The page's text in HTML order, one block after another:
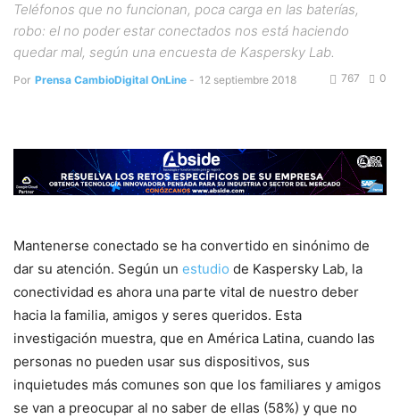
Teléfonos que no funcionan, poca carga en las baterías,
robo: el no poder estar conectados nos está haciendo
quedar mal, según una encuesta de Kaspersky Lab.
Por Prensa CambioDigital OnLine - 12 septiembre 2018 0
767
Mantenerse conectado se ha convertido en sinónimo de
dar su atención. Según un estudio de Kaspersky Lab, la
conectividad es ahora una parte vital de nuestro deber
hacia la familia, amigos y seres queridos. Esta
investigación muestra, que en América Latina, cuando las
personas no pueden usar sus dispositivos, sus
inquietudes más comunes son que los familiares y amigos
se van a preocupar al no saber de ellas (58%) y que no